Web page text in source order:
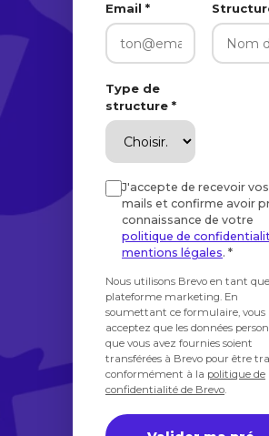
Email *
Type de
structure *
J'accepte de recevoir
mails et confirme avoir
connaissance de votre
politique de
mentions légales. *
Nous utilisons Brevo en tant que
plateforme marketing. En
soumettant ce formulaire, vous
acceptez que les données
que vous avez fournies soient
transférées à Brevo pour être
conformément à la politique de
confidentialité de Brevo.